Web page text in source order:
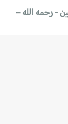
- رحمه الله –